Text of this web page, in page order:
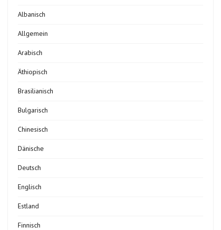
Albanisch
Allgemein
Arabisch
Äthiopisch
Brasilianisch
Bulgarisch
Chinesisch
Dänische
Deutsch
Englisch
Estland
Finnisch